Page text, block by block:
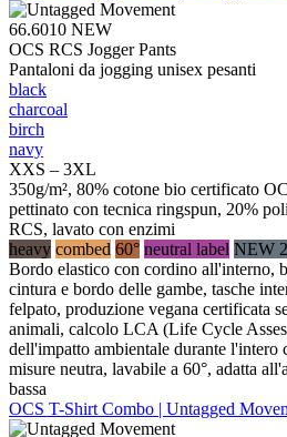
66.6010 NEW
OCS RCS Jogger Pants
Pantaloni da jogging unisex pesanti
black
charcoal
birch
navy
XXS – 3XL
350g/m², 80% cotone bio certificato
pettinato con tecnica ringspun, 20%
RCS, lavato con enzimi
heavy combed 60° neutral label NEW
Bordo elastico con cordino all'interno,
cintura e bordo delle gambe, tasche
felpato, produzione vegana certificata
animali, calcolo LCA (Life Cycle
dell'impatto ambientale durante l'intero
misure neutra, lavabile a 60°, adatta
bassa
OCS T-Shirt Combo | Untagged